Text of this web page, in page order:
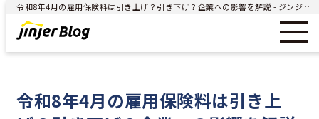
令和8年4月の雇用保険料は引き上げ？引き下げ？企業への影響を解説 - ジンジャー（jinjer）｜統合型人事システム
令和8年4月の雇用保険料は引き上